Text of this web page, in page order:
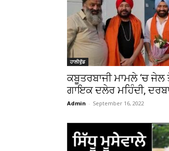
ਹਾਲੀਵੁੱਡ
ਕਬੂਤਰਬਾਜੀ ਮਾਮਲੇ ‘ਚ
ਗਾਇਕ ਦਲੇਰ ਮਹਿੰਦੀ,
Admin - September 16, 2022